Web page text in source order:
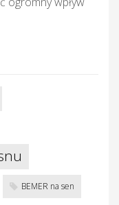
BEMER na sen